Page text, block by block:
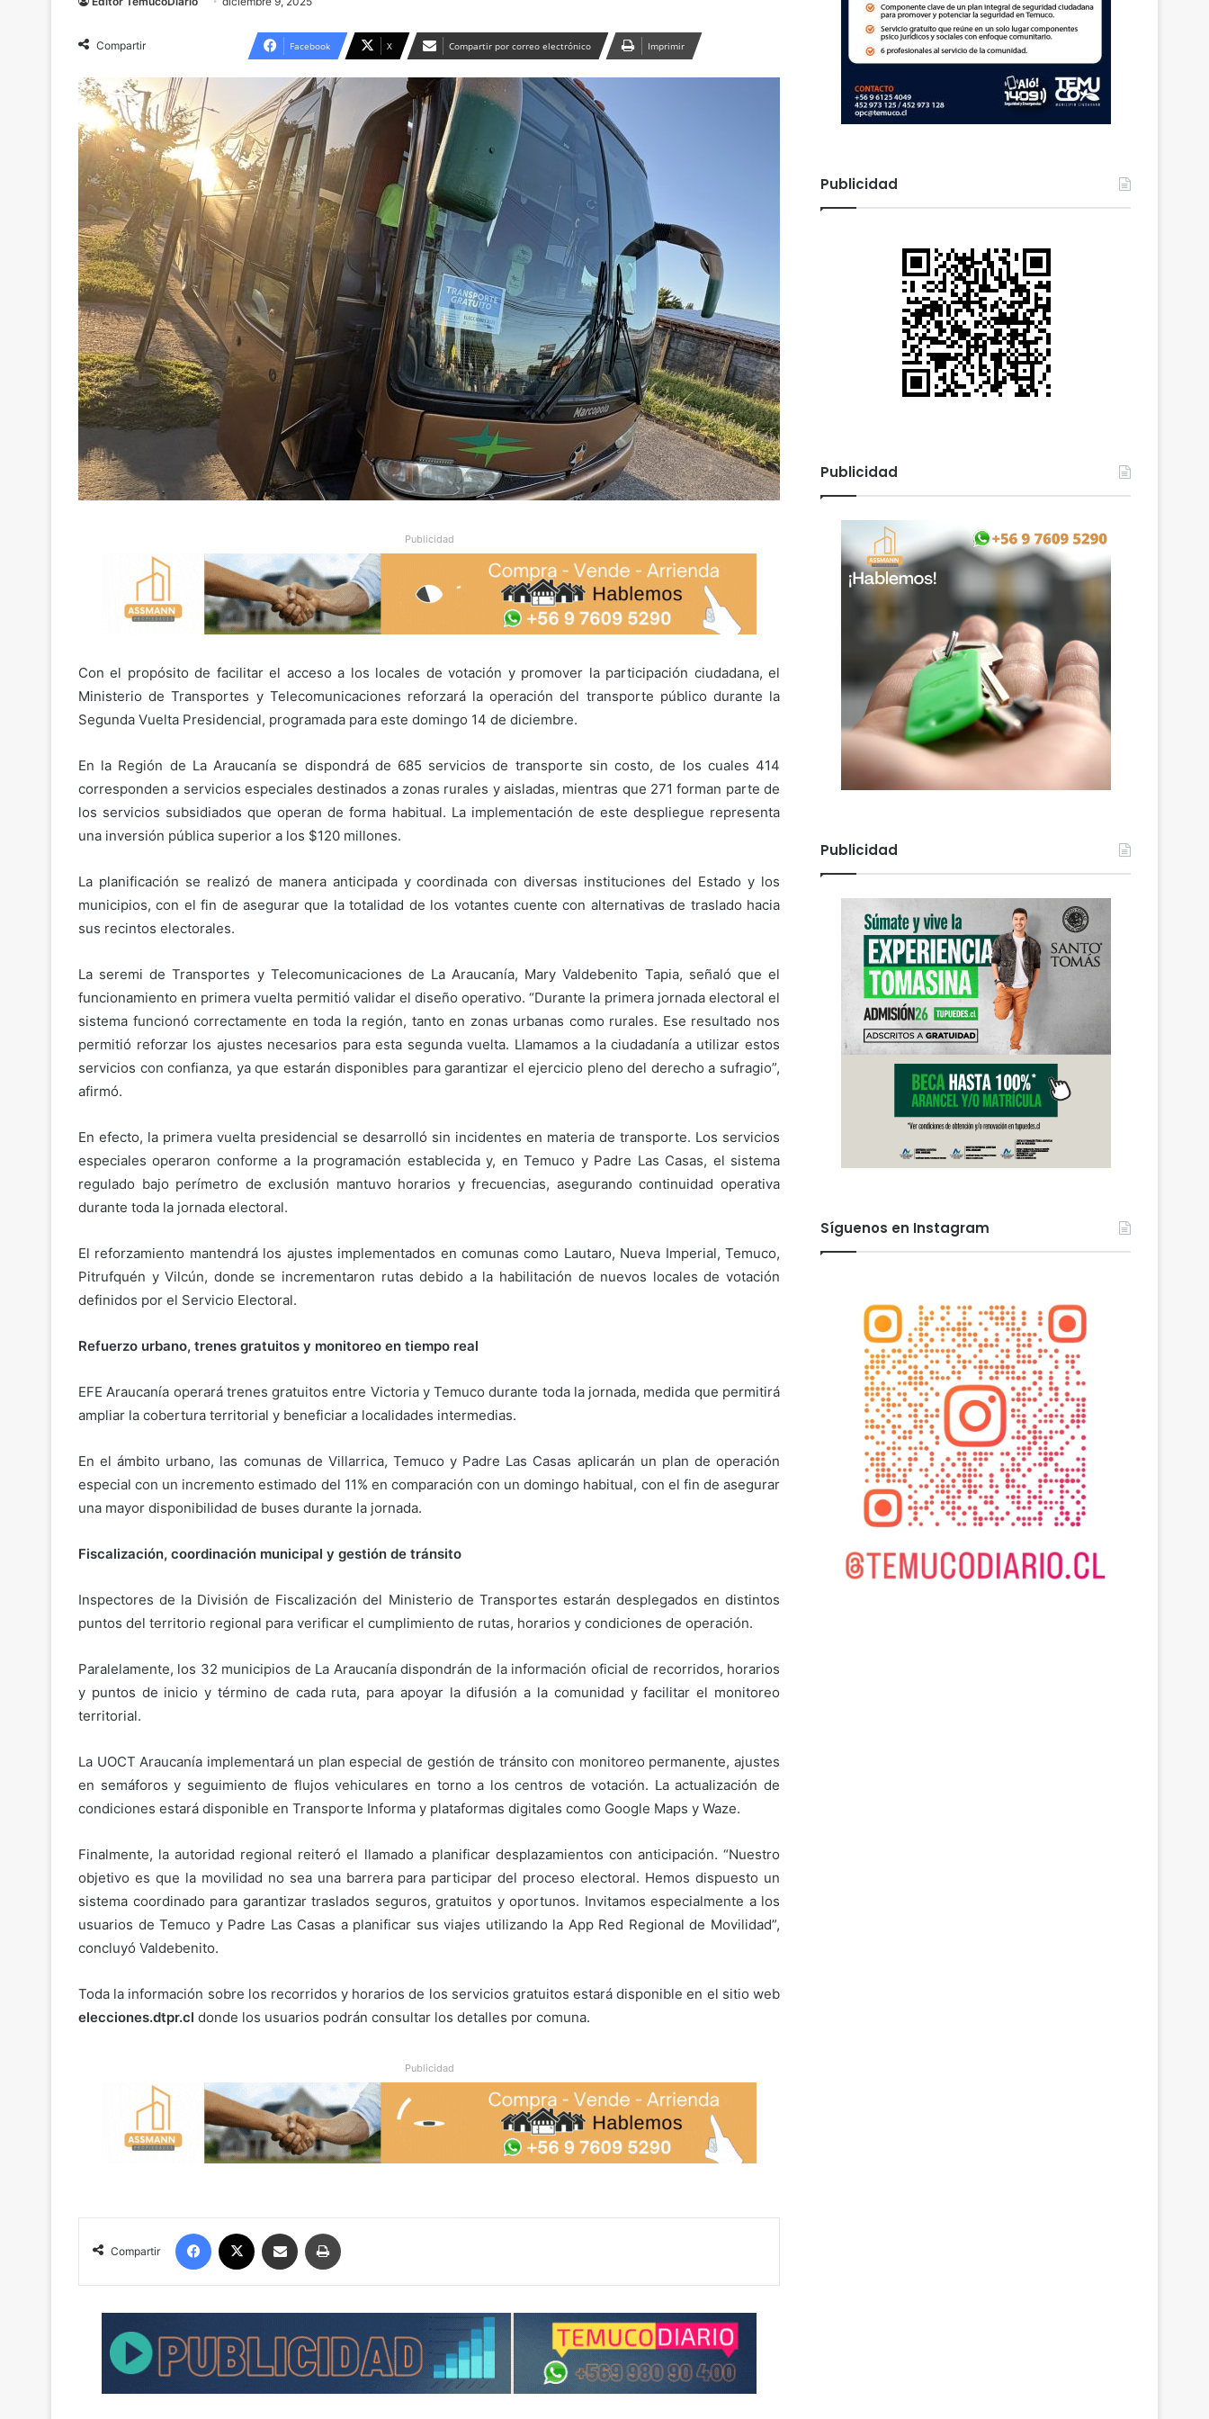
Compartir Facebook X Compartir por correo electrónico Imprimir
Publicidad
Con el propósito de facilitar el acceso a los locales de votación y promover la participación ciudadana, el
Ministerio de Transportes y Telecomunicaciones reforzará la operación del transporte público durante la
Segunda Vuelta Presidencial, programada para este domingo 14 de diciembre.
En la Región de La Araucanía se dispondrá de 685 servicios de transporte sin costo, de los cuales 414
corresponden a servicios especiales destinados a zonas rurales y aisladas, mientras que 271 forman parte de
los servicios subsidiados que operan de forma habitual. La implementación de este despliegue representa
una inversión pública superior a los $120 millones.
La planificación se realizó de manera anticipada y coordinada con diversas instituciones del Estado y los
municipios, con el fin de asegurar que la totalidad de los votantes cuente con alternativas de traslado hacia
sus recintos electorales.
La seremi de Transportes y Telecomunicaciones de La Araucanía, Mary Valdebenito Tapia, señaló que el
funcionamiento en primera vuelta permitió validar el diseño operativo. “Durante la primera jornada electoral el
sistema funcionó correctamente en toda la región, tanto en zonas urbanas como rurales. Ese resultado nos
permitió reforzar los ajustes necesarios para esta segunda vuelta. Llamamos a la ciudadanía a utilizar estos
servicios con confianza, ya que estarán disponibles para garantizar el ejercicio pleno del derecho a sufragio”,
afirmó.
En efecto, la primera vuelta presidencial se desarrolló sin incidentes en materia de transporte. Los servicios
especiales operaron conforme a la programación establecida y, en Temuco y Padre Las Casas, el sistema
regulado bajo perímetro de exclusión mantuvo horarios y frecuencias, asegurando continuidad operativa
durante toda la jornada electoral.
El reforzamiento mantendrá los ajustes implementados en comunas como Lautaro, Nueva Imperial, Temuco,
Pitrufquén y Vilcún, donde se incrementaron rutas debido a la habilitación de nuevos locales de votación
definidos por el Servicio Electoral.
Refuerzo urbano, trenes gratuitos y monitoreo en tiempo real
EFE Araucanía operará trenes gratuitos entre Victoria y Temuco durante toda la jornada, medida que permitirá
ampliar la cobertura territorial y beneficiar a localidades intermedias.
En el ámbito urbano, las comunas de Villarrica, Temuco y Padre Las Casas aplicarán un plan de operación
especial con un incremento estimado del 11% en comparación con un domingo habitual, con el fin de asegurar
una mayor disponibilidad de buses durante la jornada.
Fiscalización, coordinación municipal y gestión de tránsito
Inspectores de la División de Fiscalización del Ministerio de Transportes estarán desplegados en distintos
puntos del territorio regional para verificar el cumplimiento de rutas, horarios y condiciones de operación.
Paralelamente, los 32 municipios de La Araucanía dispondrán de la información oficial de recorridos, horarios
y puntos de inicio y término de cada ruta, para apoyar la difusión a la comunidad y facilitar el monitoreo
territorial.
La UOCT Araucanía implementará un plan especial de gestión de tránsito con monitoreo permanente, ajustes
en semáforos y seguimiento de flujos vehiculares en torno a los centros de votación. La actualización de
condiciones estará disponible en Transporte Informa y plataformas digitales como Google Maps y Waze.
Finalmente, la autoridad regional reiteró el llamado a planificar desplazamientos con anticipación. “Nuestro
objetivo es que la movilidad no sea una barrera para participar del proceso electoral. Hemos dispuesto un
sistema coordinado para garantizar traslados seguros, gratuitos y oportunos. Invitamos especialmente a los
usuarios de Temuco y Padre Las Casas a planificar sus viajes utilizando la App Red Regional de Movilidad”,
concluyó Valdebenito.
Toda la información sobre los recorridos y horarios de los servicios gratuitos estará disponible en el sitio web
elecciones.dtpr.cl donde los usuarios podrán consultar los detalles por comuna.
Publicidad
Compartir
Publicidad
Publicidad
Publicidad
Síguenos en Instagram